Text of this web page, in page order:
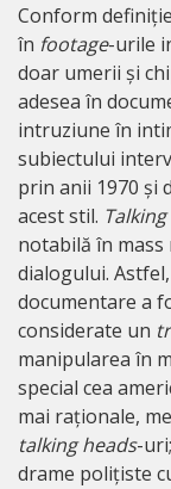
Conform
în footage-urile
doar umerii și
adesea în
intruziune în
subiectului
prin anii 1970 și
acest stil.
notabilă în mass
dialogului.
documentare a
considerate un
manipularea în
special cea
mai raționale,
talking heads-
drame polițiste